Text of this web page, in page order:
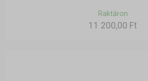
Raktáron
11 200,00 Ft